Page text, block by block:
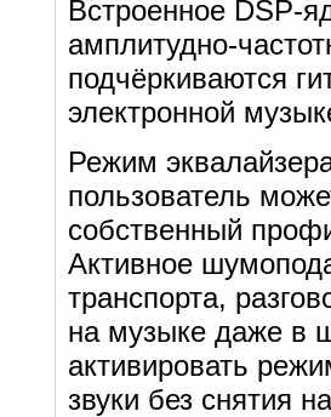
Встроенное DSP-
амплитудно-
подчёркиваются
электронной
Режим
пользователь
собственный
Активное
транспорта,
на музыке даже в
активировать
звуки без снятия